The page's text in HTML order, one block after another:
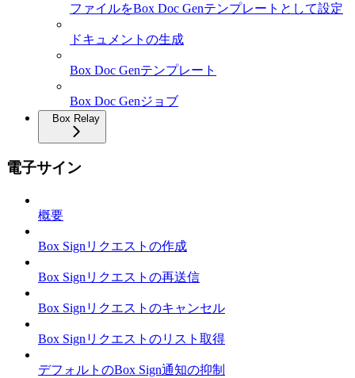
ファイルをBox Doc Genテンプレートとして設定
ドキュメントの生成
Box Doc Genテンプレート
Box Doc Genジョブ
Box Relay
電子サイン
概要
Box Signリクエストの作成
Box Signリクエストの再送信
Box Signリクエストのキャンセル
Box Signリクエストのリスト取得
デフォルトのBox Sign通知の抑制